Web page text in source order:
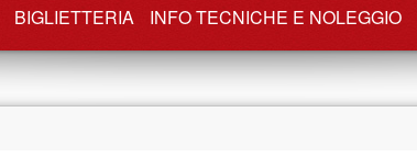
BIGLIETTERIA INFO TECNICHE E NOLEGGIO